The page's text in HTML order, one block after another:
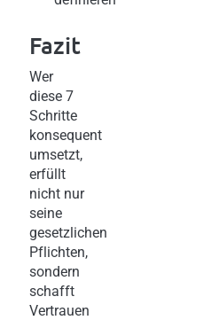
Fazit
Wer
diese 7
Schritte
konsequent
umsetzt,
erfüllt
nicht nur
seine
gesetzlichen
Pflichten,
sondern
schafft
Vertrauen